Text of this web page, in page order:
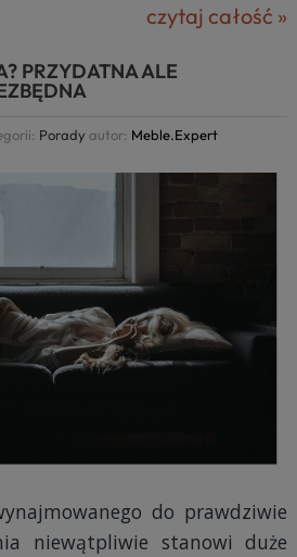
czytaj całość »
PRZYDATNA ALE
Porady autor: Meble.Expert
do prawdziwie
niewątpliwie stanowi duże